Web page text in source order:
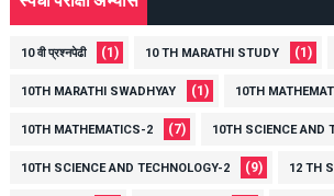
10 वी प्रश्नपेढी (1) 10 TH MARATHI STUDY (1)
10TH MARATHI SWADHYAY (1) 10TH
10TH MATHEMATICS-2 (7) 10TH SCIENCE AND
10TH SCIENCE AND TECHNOLOGY-2 (9) 12 TH